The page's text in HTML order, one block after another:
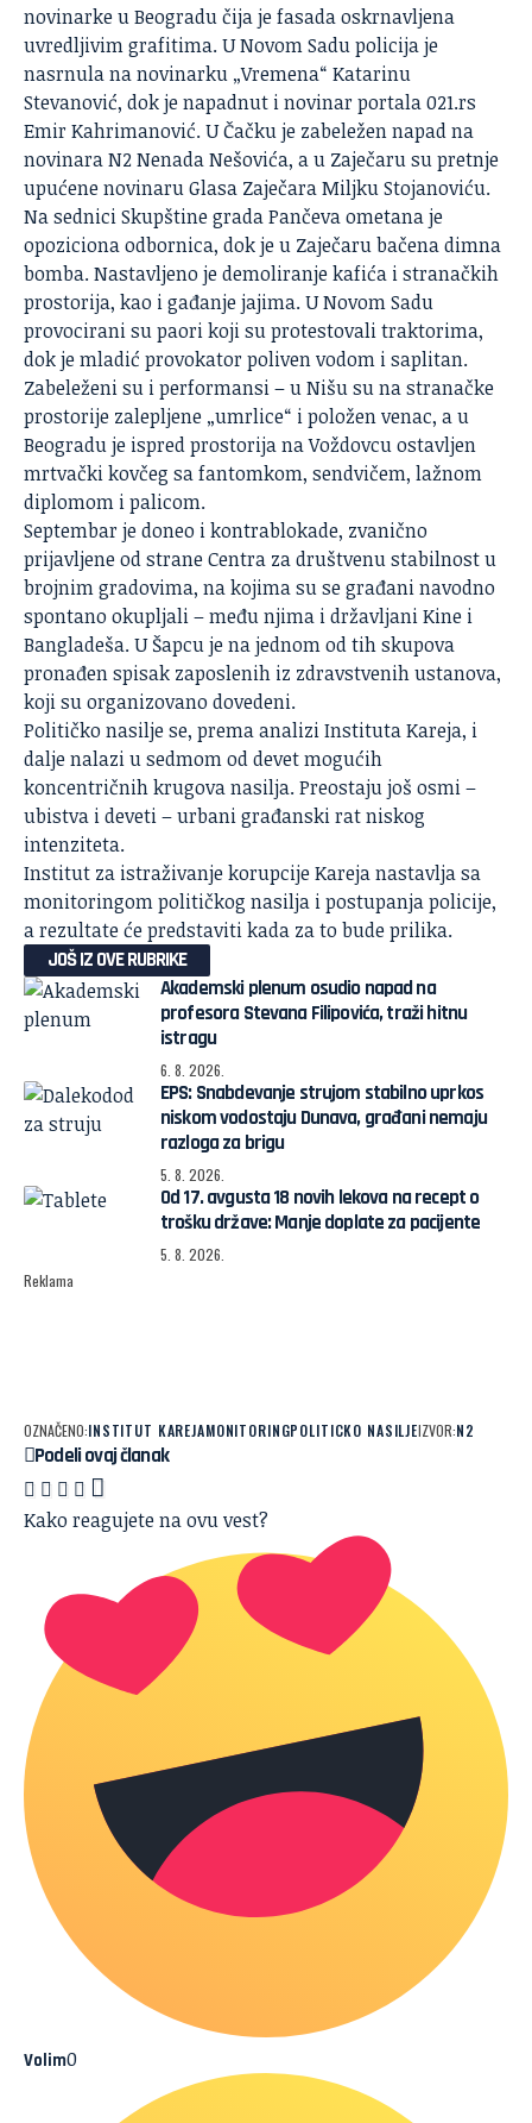
novinarke u Beogradu čija je fasada oskrnavljena
uvredljivim grafitima. U Novom Sadu policija je
nasrnula na novinarku „Vremena“ Katarinu
Stevanović, dok je napadnut i novinar portala 021.rs
Emir Kahrimanović. U Čačku je zabeležen napad na
novinara N2 Nenada Nešovića, a u Zaječaru su pretnje
upućene novinaru Glasa Zaječara Miljku Stojanoviću.
Na sednici Skupštine grada Pančeva ometana je
opoziciona odbornica, dok je u Zaječaru bačena dimna
bomba. Nastavljeno je demoliranje kafića i stranačkih
prostorija, kao i gađanje jajima. U Novom Sadu
provocirani su paori koji su protestovali traktorima,
dok je mladić provokator poliven vodom i saplitan.
Zabeleženi su i performansi – u Nišu su na stranačke
prostorije zalepljene „umrlice“ i položen venac, a u
Beogradu je ispred prostorija na Voždovcu ostavljen
mrtvački kovčeg sa fantomkom, sendvičem, lažnom
diplomom i palicom.
Septembar je doneo i kontrablokade, zvanično
prijavljene od strane Centra za društvenu stabilnost u
brojnim gradovima, na kojima su se građani navodno
spontano okupljali – među njima i državljani Kine i
Bangladeša. U Šapcu je na jednom od tih skupova
pronađen spisak zaposlenih iz zdravstvenih ustanova,
koji su organizovano dovedeni.
Političko nasilje se, prema analizi Instituta Kareja, i
dalje nalazi u sedmom od devet mogućih
koncentričnih krugova nasilja. Preostaju još osmi –
ubistva i deveti – urbani građanski rat niskog
intenziteta.
Institut za istraživanje korupcije Kareja nastavlja sa
monitoringom političkog nasilja i postupanja policije,
a rezultate će predstaviti kada za to bude prilika.
JOŠ IZ OVE RUBRIKE
Akademski plenum osudio napad na
profesora Stevana Filipovića, traži hitnu
istragu
6. 8. 2026.
EPS: Snabdevanje strujom stabilno uprkos
niskom vodostaju Dunava, građani nemaju
razloga za brigu
5. 8. 2026.
Od 17. avgusta 18 novih lekova na recept o
trošku države: Manje doplate za pacijente
5. 8. 2026.
Reklama
OZNAČENO:INSTITUT KAREJAMONITORINGPOLITICKO NASILJEIZVOR:N2
Podeli ovaj članak
Kako reagujete na ovu vest?
Volim0